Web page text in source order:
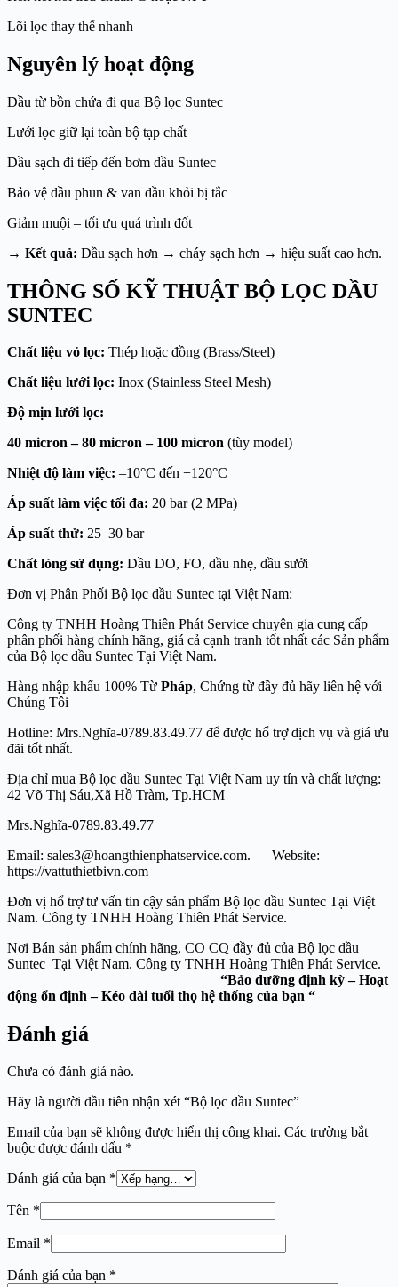
Lõi lọc thay thế nhanh
Nguyên lý hoạt động
Dầu từ bồn chứa đi qua Bộ lọc Suntec
Lưới lọc giữ lại toàn bộ tạp chất
Dầu sạch đi tiếp đến bơm dầu Suntec
Bảo vệ đầu phun & van dầu khỏi bị tắc
Giảm muội – tối ưu quá trình đốt
→ Kết quả: Dầu sạch hơn → cháy sạch hơn → hiệu suất cao hơn.
THÔNG SỐ KỸ THUẬT BỘ LỌC DẦU
SUNTEC
Chất liệu vỏ lọc: Thép hoặc đồng (Brass/Steel)
Chất liệu lưới lọc: Inox (Stainless Steel Mesh)
Độ mịn lưới lọc:
40 micron – 80 micron – 100 micron (tùy model)
Nhiệt độ làm việc: –10°C đến +120°C
Áp suất làm việc tối đa: 20 bar (2 MPa)
Áp suất thử: 25–30 bar
Chất lỏng sử dụng: Dầu DO, FO, dầu nhẹ, dầu sưởi
Đơn vị Phân Phối Bộ lọc dầu Suntec tại Việt Nam:
Công ty TNHH Hoàng Thiên Phát Service chuyên gia cung cấp
phân phối hàng chính hãng, giá cả cạnh tranh tốt nhất các Sản phẩm
của Bộ lọc dầu Suntec Tại Việt Nam.
Hàng nhập khẩu 100% Từ Pháp, Chứng từ đầy đủ hãy liên hệ với
Chúng Tôi
Hotline: Mrs.Nghĩa-0789.83.49.77 để được hổ trợ dịch vụ và giá ưu
đãi tốt nhất.
Địa chỉ mua Bộ lọc dầu Suntec Tại Việt Nam uy tín và chất lượng:
42 Võ Thị Sáu,Xã Hồ Tràm, Tp.HCM
Mrs.Nghĩa-0789.83.49.77
Email: sales3@hoangthienphatservice.com. Website:
https://vattuthietbivn.com
Đơn vị hổ trợ tư vấn tin cậy sản phẩm Bộ lọc dầu Suntec Tại Việt
Nam. Công ty TNHH Hoàng Thiên Phát Service.
Nơi Bán sản phẩm chính hãng, CO CQ đầy đủ của Bộ lọc dầu
Suntec Tại Việt Nam. Công ty TNHH Hoàng Thiên Phát Service.
“Bảo dưỡng định kỳ – Hoạt
động ổn định – Kéo dài tuổi thọ hệ thống của bạn “
Đánh giá
Chưa có đánh giá nào.
Hãy là người đầu tiên nhận xét “Bộ lọc dầu Suntec”
Email của bạn sẽ không được hiển thị công khai. Các trường bắt
buộc được đánh dấu *
Đánh giá của bạn *
Tên *
Email *
Đánh giá của bạn *